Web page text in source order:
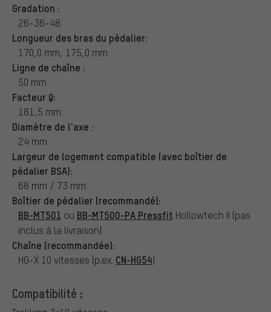
Gradation :
26-36-48
Longueur des bras du pédalier:
170,0 mm, 175,0 mm
Ligne de chaîne :
50 mm
Facteur Q:
181,5 mm
Diamètre de l'axe :
24 mm
Largeur de logement compatible (avec boîtier de
pédalier BSA):
68 mm / 73 mm
Boîtier de pédalier (recommandé):
BB-MT501 ou BB-MT500-PA Pressfit Hollowtech II (pas
inclus à la livraison)
Chaîne (recommandée):
HG-X 10 vitesses (p.ex. CN-HG54)
Compatibilité :